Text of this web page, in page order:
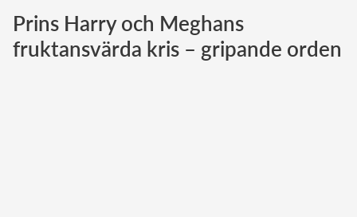
Norska kungahuset
Danska kungahuset
Prins Harry och Meghans
fruktansvärda kris – gripande orden